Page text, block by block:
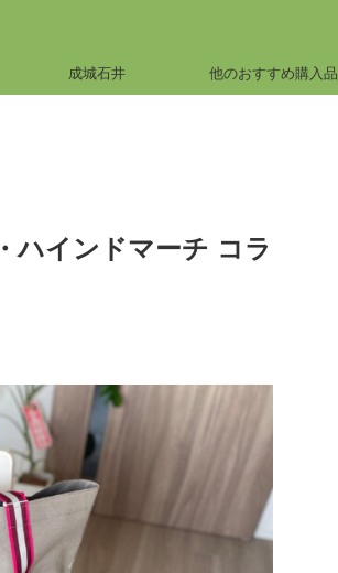
成城石井 他のおすすめ購入品
ハインドマーチ コラ